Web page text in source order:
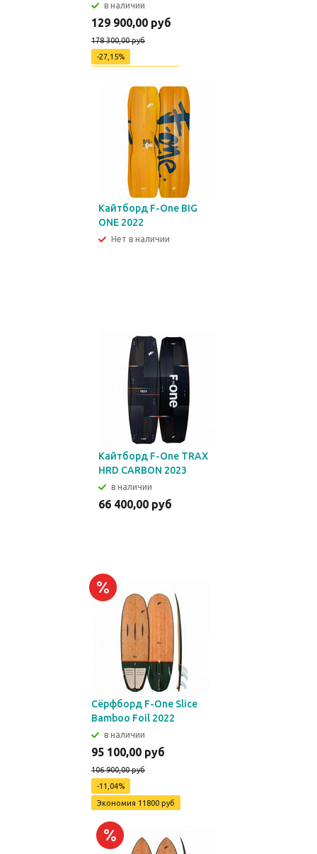
в наличии
129 900,00 руб
178 300,00 руб
-27,15%
Кайтборд F-One BIG
ONE 2022
Нет в наличии
Кайтборд F-One TRAX
HRD CARBON 2023
в наличии
66 400,00 руб
Сёрфборд F-One Slice
Bamboo Foil 2022
в наличии
95 100,00 руб
106 900,00 руб
-11,04%
Экономия 11800 руб